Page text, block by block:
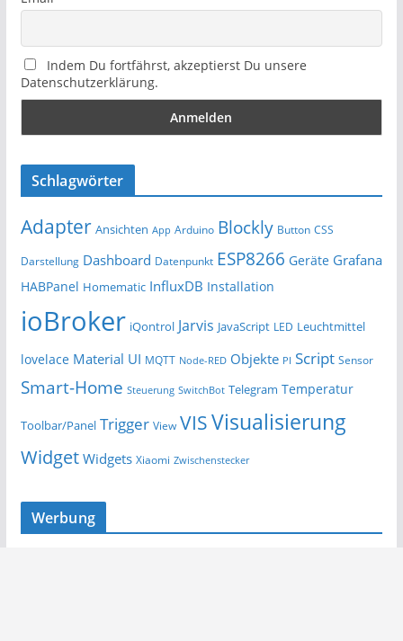
Indem Du fortfährst, akzeptierst Du unsere
Datenschutzerklärung.
Schlagwörter
Adapter Ansichten App Arduino Blockly Button CSS
Darstellung Dashboard Datenpunkt ESP8266 Geräte Grafana
HABPanel Homematic InfluxDB Installation
ioBroker iQontrol Jarvis JavaScript LED Leuchtmittel
lovelace Material UI MQTT Node-RED Objekte PI Script Sensor
Smart-Home Steuerung SwitchBot Telegram Temperatur
Toolbar/Panel Trigger View VISVisualisierung
Widget Widgets Xiaomi Zwischenstecker
Werbung